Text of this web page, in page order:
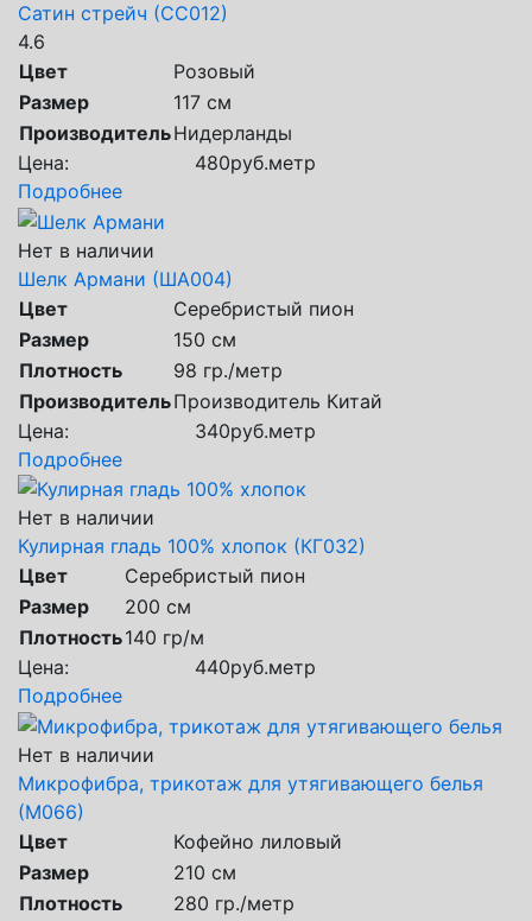
Сатин стрейч (СС012)
4.6
Цвет
Розовый
Размер
117 см
ПроизводительНидерланды
Цена:
480руб.метр
Подробнее
Нет в наличии
Шелк Армани (ША004)
Цвет
Серебристый пион
Размер
150 см
Плотность
98 гр./метр
ПроизводительПроизводитель Китай
Цена:
340руб.метр
Подробнее
Нет в наличии
Кулирная гладь 100% хлопок (КГ032)
Цвет
Серебристый пион
Размер
200 см
Плотность140 гр/м
Цена:
440руб.метр
Подробнее
Нет в наличии
Микрофибра, трикотаж для утягивающего белья
(М066)
Цвет
Кофейно лиловый
Размер
210 см
Плотность
280 гр./метр